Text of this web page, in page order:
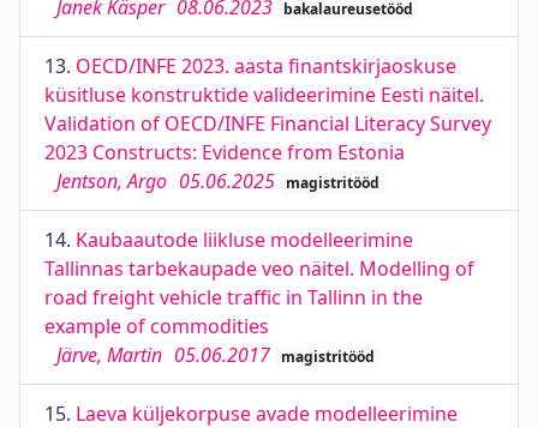
Janek Käsper 08.06.2023 bakalaureusetööd
13. OECD/INFE 2023. aasta finantskirjaoskuse
küsitluse konstruktide valideerimine Eesti näitel.
Validation of OECD/INFE Financial Literacy Survey
2023 Constructs: Evidence from Estonia
Jentson, Argo 05.06.2025 magistritööd
14. Kaubaautode liikluse modelleerimine
Tallinnas tarbekaupade veo näitel. Modelling of
road freight vehicle traffic in Tallinn in the
example of commodities
Järve, Martin 05.06.2017 magistritööd
15. Laeva küljekorpuse avade modelleerimine